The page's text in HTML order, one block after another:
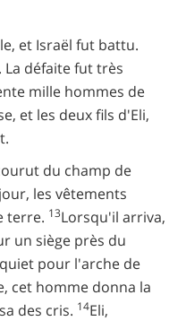
et Israël fut battu.
La défaite fut très
mille hommes de
et les deux fils d'Eli,
du champ de
les vêtements
terre. 13Lorsqu'il arriva,
un siège près du
pour l'arche de
cet homme donna la
des cris. 14Eli,